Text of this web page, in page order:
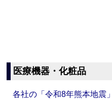
医療機器・化粧品
各社の「令和8年熊本地震